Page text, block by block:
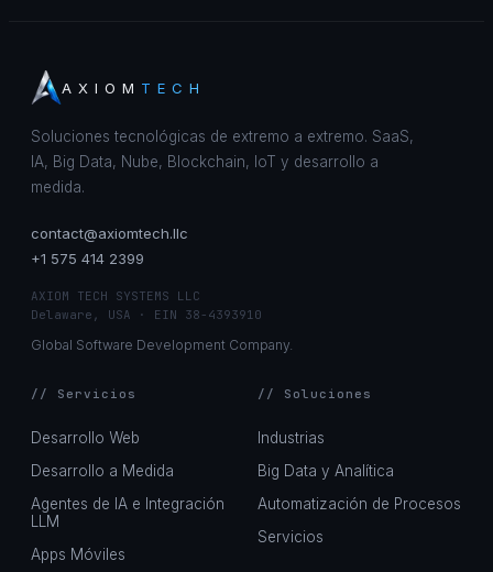
AXIOM TECH
Soluciones tecnológicas de extremo a extremo. SaaS,
IA, Big Data, Nube, Blockchain, IoT y desarrollo a
medida.
contact@axiomtech.llc
+1 575 414 2399
AXIOM TECH SYSTEMS LLC
Delaware, USA · EIN 38-4393910
Global Software Development Company.
// Servicios
Desarrollo Web
Desarrollo a Medida
Agentes de IA e Integración
LLM
Apps Móviles
// Soluciones
Industrias
Big Data y Analítica
Automatización de Procesos
Servicios